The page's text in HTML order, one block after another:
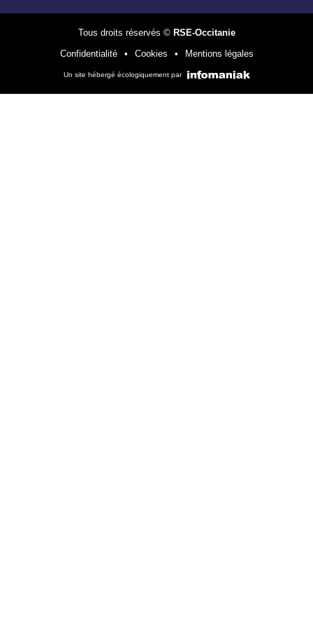
Tous droits réservés © RSE-Occitanie
Confidentialité
Cookies Mentions légales
Un site hébergé écologiquement par